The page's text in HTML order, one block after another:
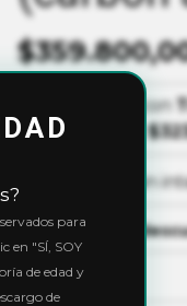
con
Precio final:
cuotas sin
Ver cuotas y
para
en "SÍ, SOY
de edad y
de